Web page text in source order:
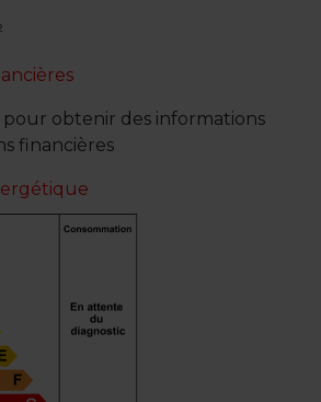
obtenir des informations
financières